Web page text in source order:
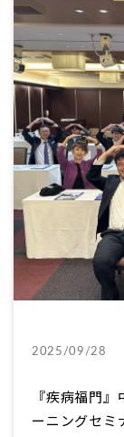
2025/09/28
『疾病福門
ーニングセミ